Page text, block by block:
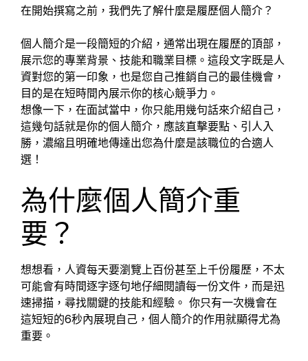
在開始撰寫之前，我們先了解什麼是履歷個人簡介？
個人簡介是一段簡短的介紹，通常出現在履歷的頂部，
展示您的專業背景、技能和職業目標。這段文字既是人
資對您的第一印象，也是您自己推銷自己的最佳機會，
目的是在短時間內展示你的核心競爭力。
想像一下，在面試當中，你只能用幾句話來介紹自己，
這幾句話就是你的個人簡介，應該直擊要點、引人入
勝，濃縮且明確地傳達出您為什麼是該職位的合適人
選！
為什麼個人簡介重
要？
想想看，人資每天要瀏覽上百份甚至上千份履歷，不太
可能會有時間逐字逐句地仔細閱讀每一份文件，而是迅
速掃描，尋找關鍵的技能和經驗。 你只有一次機會在
這短短的6秒內展現自己，個人簡介的作用就顯得尤為
重要。